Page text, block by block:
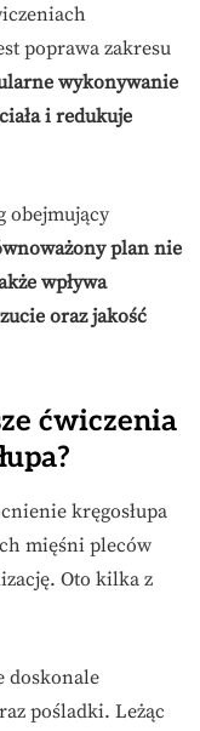
poprawa zakresu
wykonywanie
i redukuje
obejmujący
plan nie
wpływa
oraz jakość
ćwiczenia
kręgosłupa
mięśni pleców
Oto kilka z
doskonale
pośladki. Leżąc